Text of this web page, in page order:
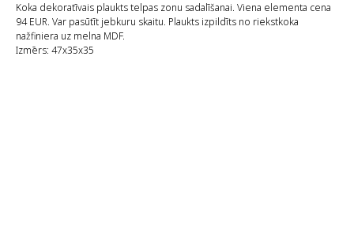
Koka dekoratīvais plaukts telpas zonu sadalīšanai. Viena elementa cena
94 EUR. Var pasūtīt jebkuru skaitu. Plaukts izpildīts no riekstkoka
nažfiniera uz melna MDF.
Izmērs: 47x35x35